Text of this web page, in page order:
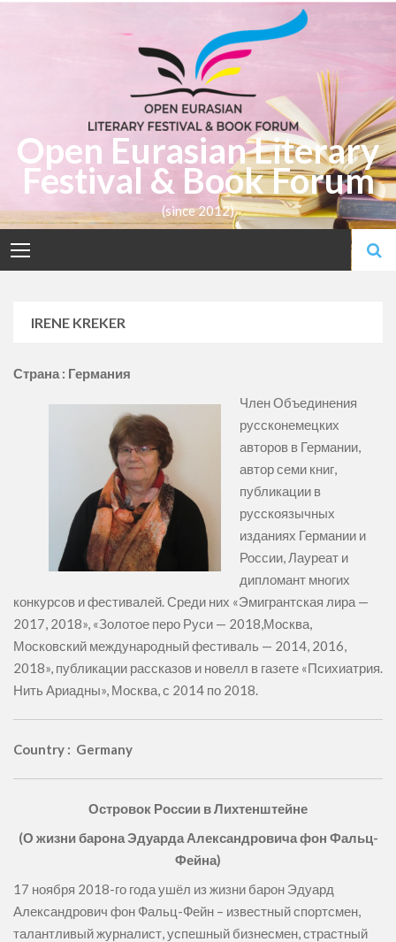
Open Eurasian Literary
Festival & Book Forum
(since 2012)
IRENE KREKER
Страна : Германия
Член Объединения
руссконемецких
авторов в Германии,
автор семи книг,
публикации в
русскоязычных
изданиях Германии и
России, Лауреат и
дипломант многих
конкурсов и фестивалей. Среди них «Эмигрантская лира —
2017, 2018», «Золотое перо Руси — 2018,Москва,
Московский международный фестиваль — 2014, 2016,
2018», публикации рассказов и новелл в газете «Психиатрия.
Нить Ариадны», Москва, с 2014 по 2018.
Country : Germany
Островок России в Лихтенштейне
(О жизни баронаЭдуарда Александровича фон Фальц-
Фейна)
17 ноября 2018-го года ушёл из жизни барон Эдуард
Александрович фон Фальц-Фейн – известный спортсмен,
талантливый журналист, успешный бизнесмен, страстный